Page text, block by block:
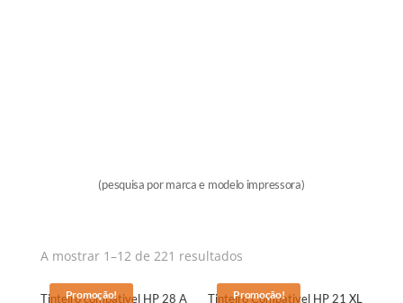
(pesquisa por marca e modelo impressora)
A mostrar 1–12 de 221 resultados
Promoção!
Tinteiro compativel HP 28 A
Promoção!
Tinteiro Compativel HP 21 XL